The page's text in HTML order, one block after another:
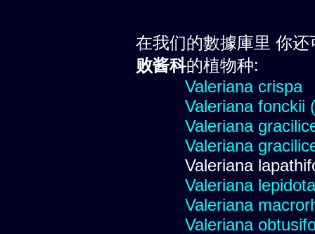
在我们的數據庫里 你
败酱科的植物种:
Valeriana crispa
Valeriana fonckii
Valeriana
Valeriana
Valeriana
Valeriana lepidota
Valeriana
Valeriana